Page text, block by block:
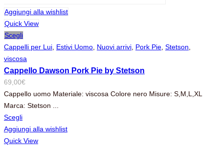
Aggiungi alla wishlist
Quick View
Scegli
Cappelli per Lui Estivi Uomo Nuovi arrivi Pork Pie Stetson
viscosa
Cappello Dawson Pork Pie by Stetson
69,00€
Cappello uomo Materiale: viscosa Colore nero Misure: S,M,L,XL
Marca: Stetson ...
Scegli
Aggiungi alla wishlist
Quick View